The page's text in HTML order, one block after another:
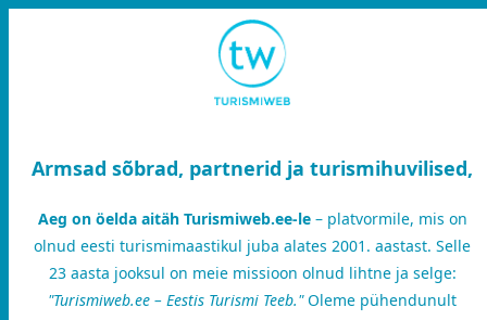
Armsad sõbrad, partnerid ja turismihuvilised,
Aeg on öelda aitäh Turismiweb.ee-le– platvormile, mis on
olnud eesti turismimaastikul juba alates 2001. aastast. Selle
23 aasta jooksul on meie missioon olnud lihtne ja selge:
"Turismiweb.ee – Eestis Turismi Teeb."Oleme pühendunult